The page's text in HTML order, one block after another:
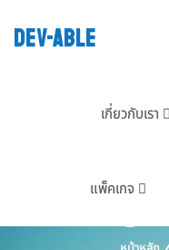
DEV-ABLE
เกี่ยวกับเรา
แพ็คเกจ